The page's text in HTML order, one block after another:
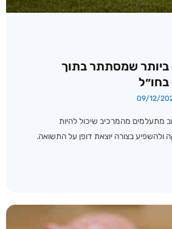
ביותר שמסתתר בתוך
מתעלמים מהמרכיב שיכול להיות
ולהשפיע בצורה יוצאת דופן על התשואה.